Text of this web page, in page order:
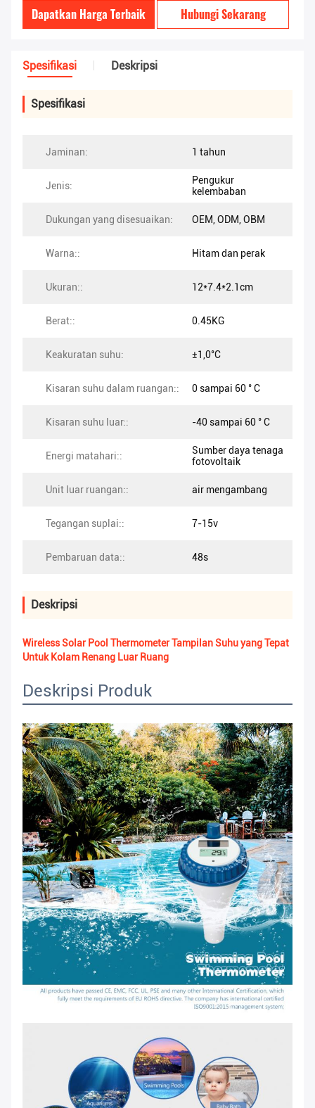
Dapatkan Harga Terbaik Hubungi Sekarang
Spesifikasi Deskripsi
Spesifikasi
Jaminan: 1 tahun
Jenis:
Pengukur
kelembaban
Dukungan yang disesuaikan: OEM, ODM, OBM
Warna:: Hitam dan perak
Ukuran:: 12*7.4*2.1cm
Berat:: 0.45KG
Keakuratan suhu: ±1,0°C
Kisaran suhu dalam ruangan:: 0 sampai 60 ° C
Kisaran suhu luar:: -40 sampai 60 ° C
Energi matahari::
Sumber daya tenaga
fotovoltaik
Unit luar ruangan:: air mengambang
Tegangan suplai:: 7-15v
Pembaruan data:: 48s
Deskripsi
Wireless Solar Pool Thermometer Tampilan Suhu yang Tepat
Untuk Kolam Renang Luar Ruang
Deskripsi Produk